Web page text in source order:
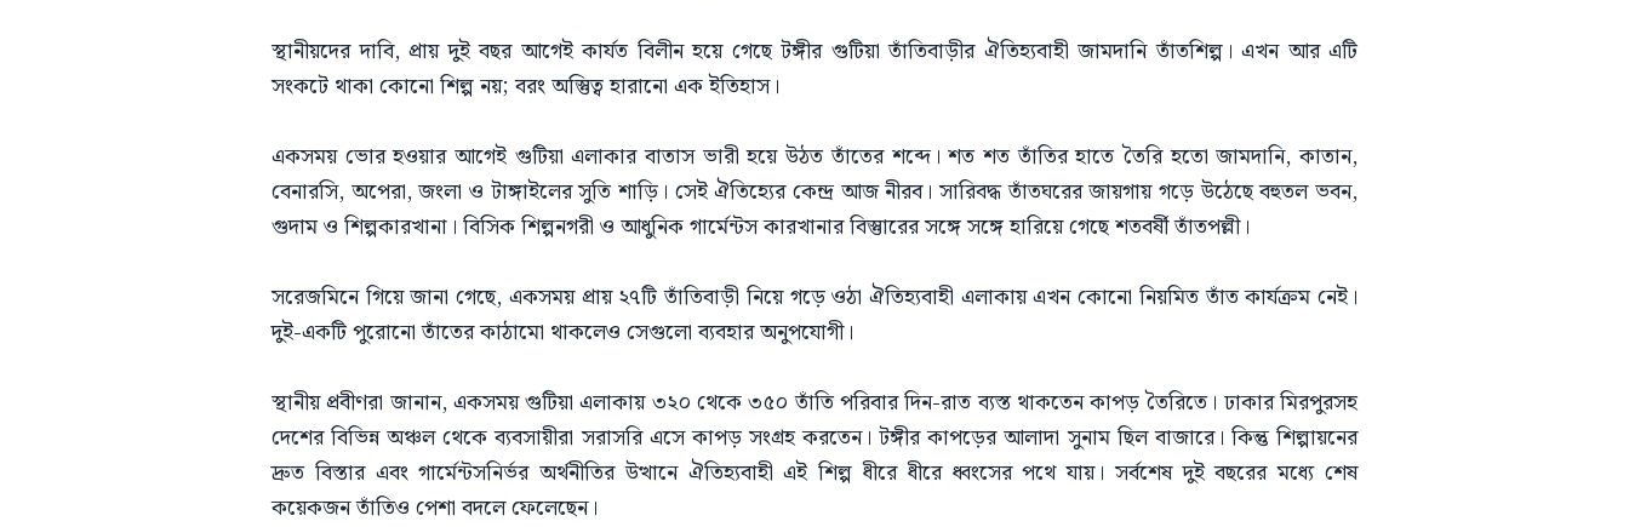
স্থানীয়দের দাবি, প্রায় দুই বছর আগেই কার্যত বিলীন হয়ে গেছে টঙ্গীর গুটিয়া তাঁতিবাড়ীর ঐতিহ্যবাহী জামদানি তাঁতশিল্প। এখন আর এটি
সংকটে থাকা কোনো শিল্প নয়; বরং অস্তিুত্ব হারানো এক ইতিহাস।
একসময় ভোর হওয়ার আগেই গুটিয়া এলাকার বাতাস ভারী হয়ে উঠত তাঁতের শব্দে। শত শত তাঁতির হাতে তৈরি হতো জামদানি, কাতান,
বেনারসি, অপেরা, জংলা ও টাঙ্গাইলের সুতি শাড়ি। সেই ঐতিহ্যের কেন্দ্র আজ নীরব। সারিবদ্ধ তাঁতঘরের জায়গায় গড়ে উঠেছে বহুতল ভবন,
গুদাম ও শিল্পকারখানা। বিসিক শিল্পনগরী ও আধুনিক গার্মেন্টস কারখানার বিস্তুারের সঙ্গে সঙ্গে হারিয়ে গেছে শতবর্ষী তাঁতপল্লী।
সরেজমিনে গিয়ে জানা গেছে, একসময় প্রায় ২৭টি তাঁতিবাড়ী নিয়ে গড়ে ওঠা ঐতিহ্যবাহী এলাকায় এখন কোনো নিয়মিত তাঁত কার্যক্রম নেই।
দুই-একটি পুরোনো তাঁতের কাঠামো থাকলেও সেগুলো ব্যবহার অনুপযোগী।
স্থানীয় প্রবীণরা জানান, একসময় গুটিয়া এলাকায় ৩২০ থেকে ৩৫০ তাঁতি পরিবার দিন-রাত ব্যস্ত থাকতেন কাপড় তৈরিতে। ঢাকার মিরপুরসহ
দেশের বিভিন্ন অঞ্চল থেকে ব্যবসায়ীরা সরাসরি এসে কাপড় সংগ্রহ করতেন। টঙ্গীর কাপড়ের আলাদা সুনাম ছিল বাজারে। কিন্তু শিল্পায়নের
দ্রুত বিস্তার এবং গার্মেন্টসনির্ভর অর্থনীতির উত্থানে ঐতিহ্যবাহী এই শিল্প ধীরে ধীরে ধ্বংসের পথে যায়। সর্বশেষ দুই বছরের মধ্যে শেষ
কয়েকজন তাঁতিও পেশা বদলে ফেলেছেন।